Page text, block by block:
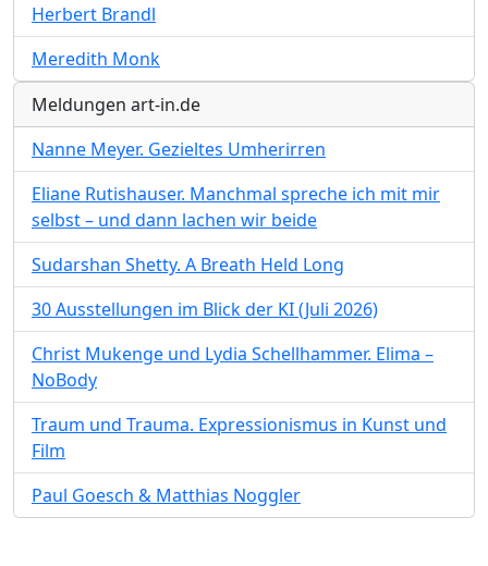
Herbert Brandl
Meredith Monk
Meldungen art-in.de
Nanne Meyer. Gezieltes Umherirren
Eliane Rutishauser. Manchmal spreche ich mit mir
selbst – und dann lachen wir beide
Sudarshan Shetty. A Breath Held Long
30 Ausstellungen im Blick der KI (Juli 2026)
Christ Mukenge und Lydia Schellhammer. Elima –
NoBody
Traum und Trauma. Expressionismus in Kunst und
Film
Paul Goesch & Matthias Noggler